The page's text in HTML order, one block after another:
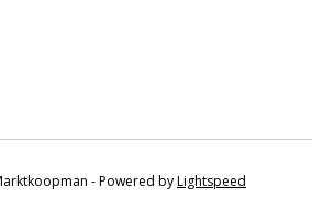
- Powered byLightspeed